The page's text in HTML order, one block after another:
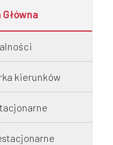
kierunków